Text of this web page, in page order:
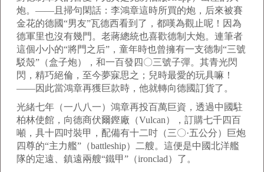
炮。——且掃句閑話：李鴻章這時所買的炮，后來被賽
金花的德國“男友”瓦德西看到了，都嘆為觀止呢！因為
德軍里也沒有幾門。老蔣總統也喜歡德制大炮。連筆者
這個小小的“將門之后”，童年時也曾擁有一支德制“三號
駁殼”（盒子炮），和一百發四〇三號子彈。其青光閃
閃，精巧絕倫，至今夢寐思之；兒時最愛的玩具嘛！
——因此當鴻章再獲巨款時，他就轉向德國訂貨了。
光緒七年（一八八一）鴻章再投百萬巨資，透過中國駐
柏林使館，向德商伏爾鏗廠（Vulcan），訂購七千四百
噸，具十四吋裝甲，配備有十二吋（三〇·五公分）巨炮
四尊的“主力艦”（battleship）二艘。這便是中國北洋艦
隊的定遠、鎮遠兩艘“鐵甲”（ironclad）了。